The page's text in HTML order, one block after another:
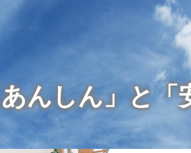
んしん」と「